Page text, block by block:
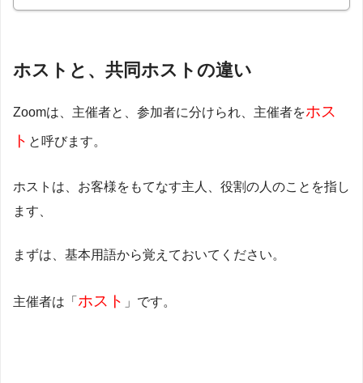
ホストと、共同ホストの違い
Zoomは、主催者と、参加者に分けられ、主催者をホス
ト と呼びます。
ホストは、お客様をもてなす主人、役割の人のことを指し
ます、
まずは、基本用語から覚えておいてください。
主催者は「 ホスト 」です。